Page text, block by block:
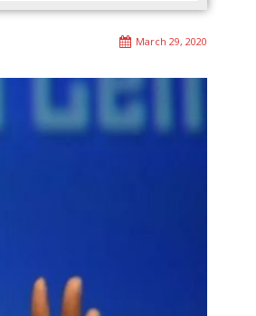
March 29, 2020